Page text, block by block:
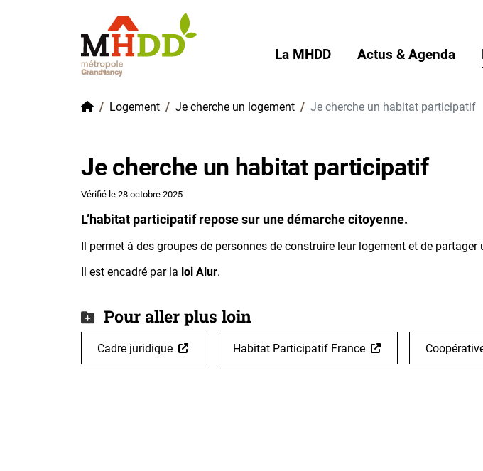
La MHDD Actus & Agenda
AccueilLogement Je cherche un logement Je cherche un habitat participatif
Je cherche un habitat participatif
Vérifié le 28 octobre 2025
L’habitat participatif repose sur une démarche citoyenne.
Il permet à des groupes de personnes de construire leur logement et de
Il est encadré par la loi Alur.
Pour aller plus loin
Cadre juridique Habitat Participatif France